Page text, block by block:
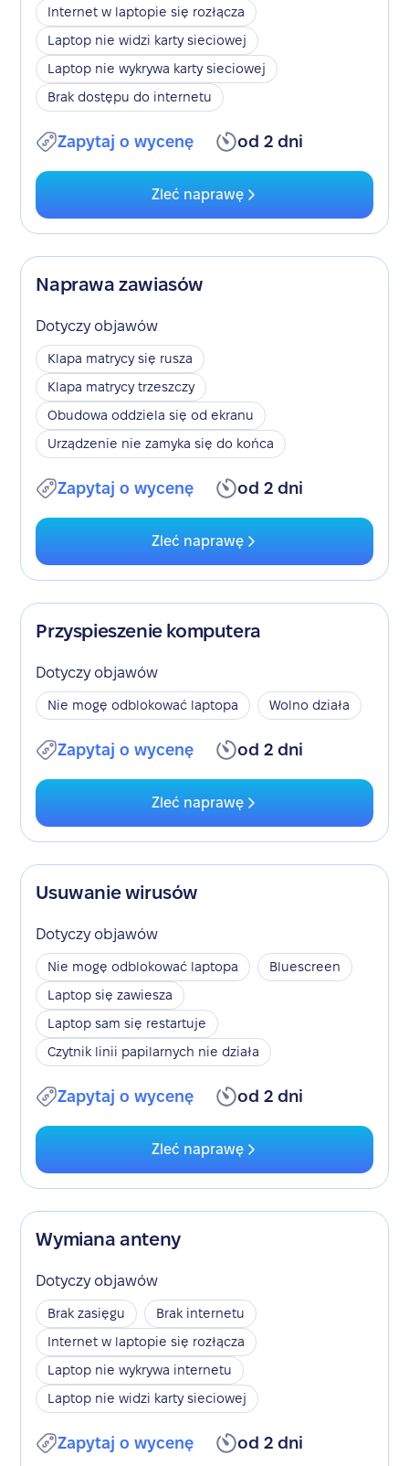
Internet w laptopie się rozłącza
Laptop nie widzi karty sieciowej
Laptop nie wykrywa karty sieciowej
Brak dostępu do internetu
Zapytaj o wycenę od 2 dni
Zleć naprawę
Naprawa zawiasów
Dotyczy objawów
Klapa matrycy się rusza
Klapa matrycy trzeszczy
Obudowa oddziela się od ekranu
Urządzenie nie zamyka się do końca
Zapytaj o wycenę od 2 dni
Zleć naprawę
Przyspieszenie komputera
Dotyczy objawów
Nie mogę odblokować laptopa Wolno działa
Zapytaj o wycenę od 2 dni
Zleć naprawę
Usuwanie wirusów
Dotyczy objawów
Nie mogę odblokować laptopa
Bluescreen
Laptop się zawiesza
Laptop sam się restartuje
Czytnik linii papilarnych nie działa
Zapytaj o wycenę od 2 dni
Zleć naprawę
Wymiana anteny
Dotyczy objawów
Brak zasięgu
Brak internetu
Internet w laptopie się rozłącza
Laptop nie wykrywa internetu
Laptop nie widzi karty sieciowej
Zapytaj o wycenę od 2 dni